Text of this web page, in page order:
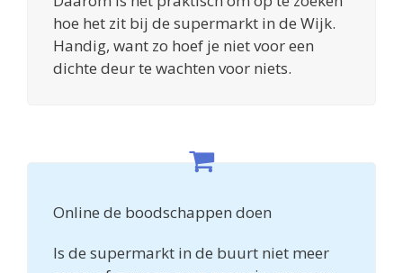
hoe het zit bij de supermarkt in de Wijk.
Handig, want zo hoef je niet voor een
dichte deur te wachten voor niets.
Online de boodschappen doen
Is de supermarkt in de buurt niet meer